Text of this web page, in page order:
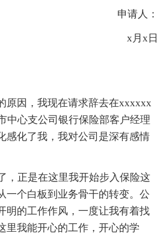
申请人：
x月x日
原因，我现在请求辞去在xxxxxx
中心支公司银行保险部客户经理
感化了我，我对公司是深有感情
，正是在这里我开始步入保险这
一个白板到业务骨干的转变。公
明的工作作风，一度让我有着找
里我能开心的工作，开心的学